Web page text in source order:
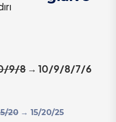
9/8 → 10/9/8/7/6
20 → 15/20/25